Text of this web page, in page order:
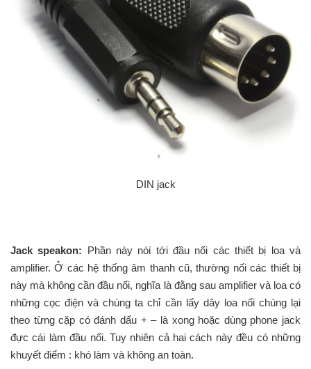
DIN jack
Jack speakon: Phần này nói tới đầu nối các thiết bị loa và
amplifier. Ở các hệ thống âm thanh cũ, thường nối các thiết bị
này mà không cần đầu nối, nghĩa là đằng sau amplifier và loa có
những cọc điện và chúng ta chỉ cần lấy dây loa nối chúng lại
theo từng cặp có đánh dấu + – là xong hoặc dùng phone jack
đực cái làm đầu nối. Tuy nhiên cả hai cách này đều có những
khuyết điểm : khó làm và không an toàn.